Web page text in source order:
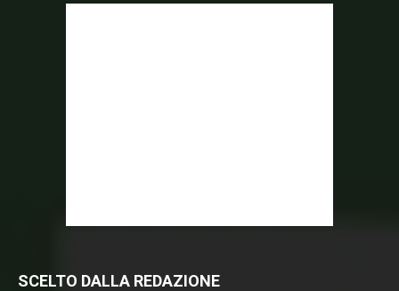
SCELTO DALLA REDAZIONE